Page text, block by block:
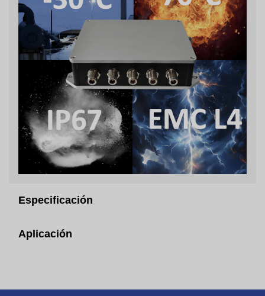
Especificación
Aplicación